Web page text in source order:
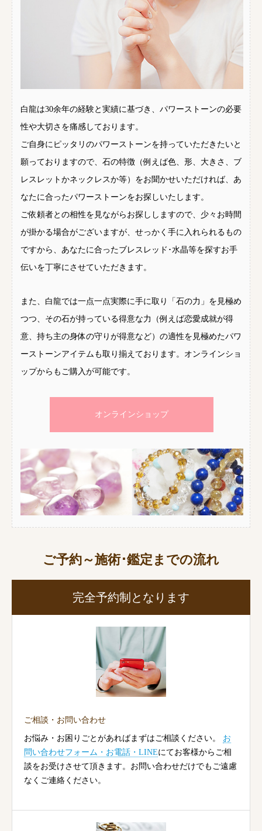
白龍は30余年の経験と実績に基づき、パワーストーンの必要
性や大切さを痛感しております。
ご自身にピッタリのパワーストーンを持っていただきたいと
願っておりますので、石の特徴（例えば色、形、大きさ、ブ
レスレットかネックレスか等）をお聞かせいただければ、あ
なたに合ったパワーストーンをお探しいたします。
ご依頼者との相性を見ながらお探ししますので、少々お時間
が掛かる場合がございますが、せっかく手に入れられるもの
ですから、あなたに合ったブレスレッド･水晶等を探すお手
伝いを丁寧にさせていただきます。
また、白龍では一点一点実際に手に取り「石の力」を見極め
つつ、その石が持っている得意な力（例えば恋愛成就が得
意、持ち主の身体の守りが得意など）の適性を見極めたパワ
ーストーンアイテムも取り揃えております。オンラインショ
ップからもご購入が可能です。
オンラインショップ
ご予約～施術･鑑定までの流れ
完全予約制となります
ご相談・お問い合わせ
お悩み・お困りごとがあればまずはご相談ください。 お
問い合わせフォーム・お電話・LINEにてお客様からご相
談をお受けさせて頂きます。お問い合わせだけでもご遠慮
なくご連絡ください。